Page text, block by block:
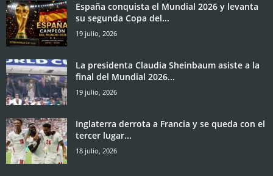
España conquista el Mundial 2026 y levanta
su segunda Copa del...
19 julio, 2026
La presidenta Claudia Sheinbaum asiste a la
final del Mundial 2026...
19 julio, 2026
Inglaterra derrota a Francia y se queda con el
tercer lugar...
18 julio, 2026